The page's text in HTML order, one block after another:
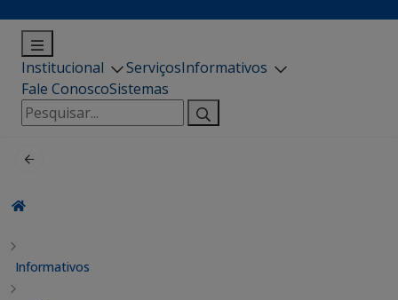
Institucional ServiçosInformativos
Fale ConoscoSistemas
Pesquisar
por:
Informativos